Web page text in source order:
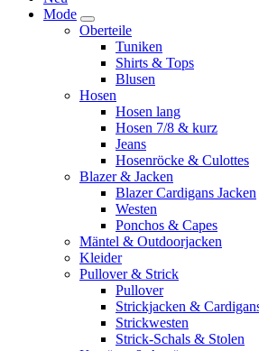
Mode
Oberteile
Tuniken
Shirts & Tops
Blusen
Hosen
Hosen lang
Hosen 7/8 & kurz
Jeans
Hosenröcke & Culottes
Blazer & Jacken
Blazer Cardigans Jacken
Westen
Ponchos & Capes
Mäntel & Outdoorjacken
Kleider
Pullover & Strick
Pullover
Strickjacken &
Strickwesten
Strick-Schals & Stolen